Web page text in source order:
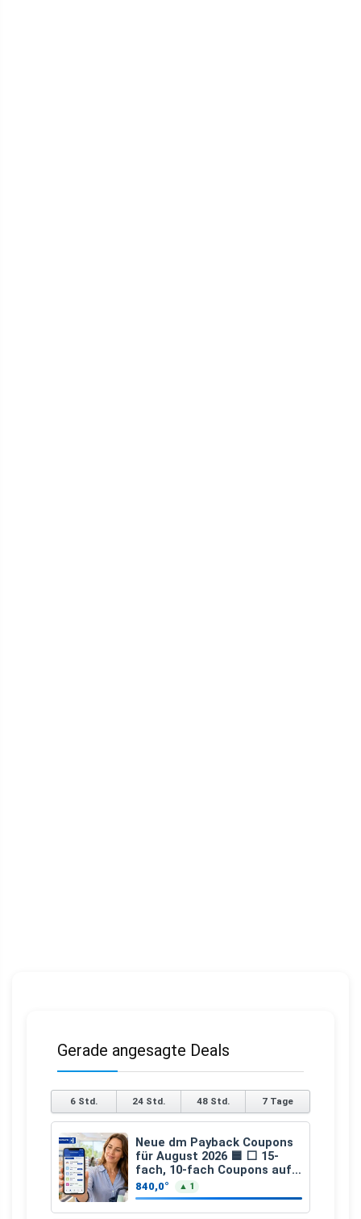
Gerade angesagte Deals
6 Std. 24 Std. 48 Std. 7 Tage
Neue dm Payback Coupons
für August 2026 🟦 ⬜ 15-
fach, 10-fach Coupons auf
den gesamten Einkauf ab 2
€
840,0° ▲ 1